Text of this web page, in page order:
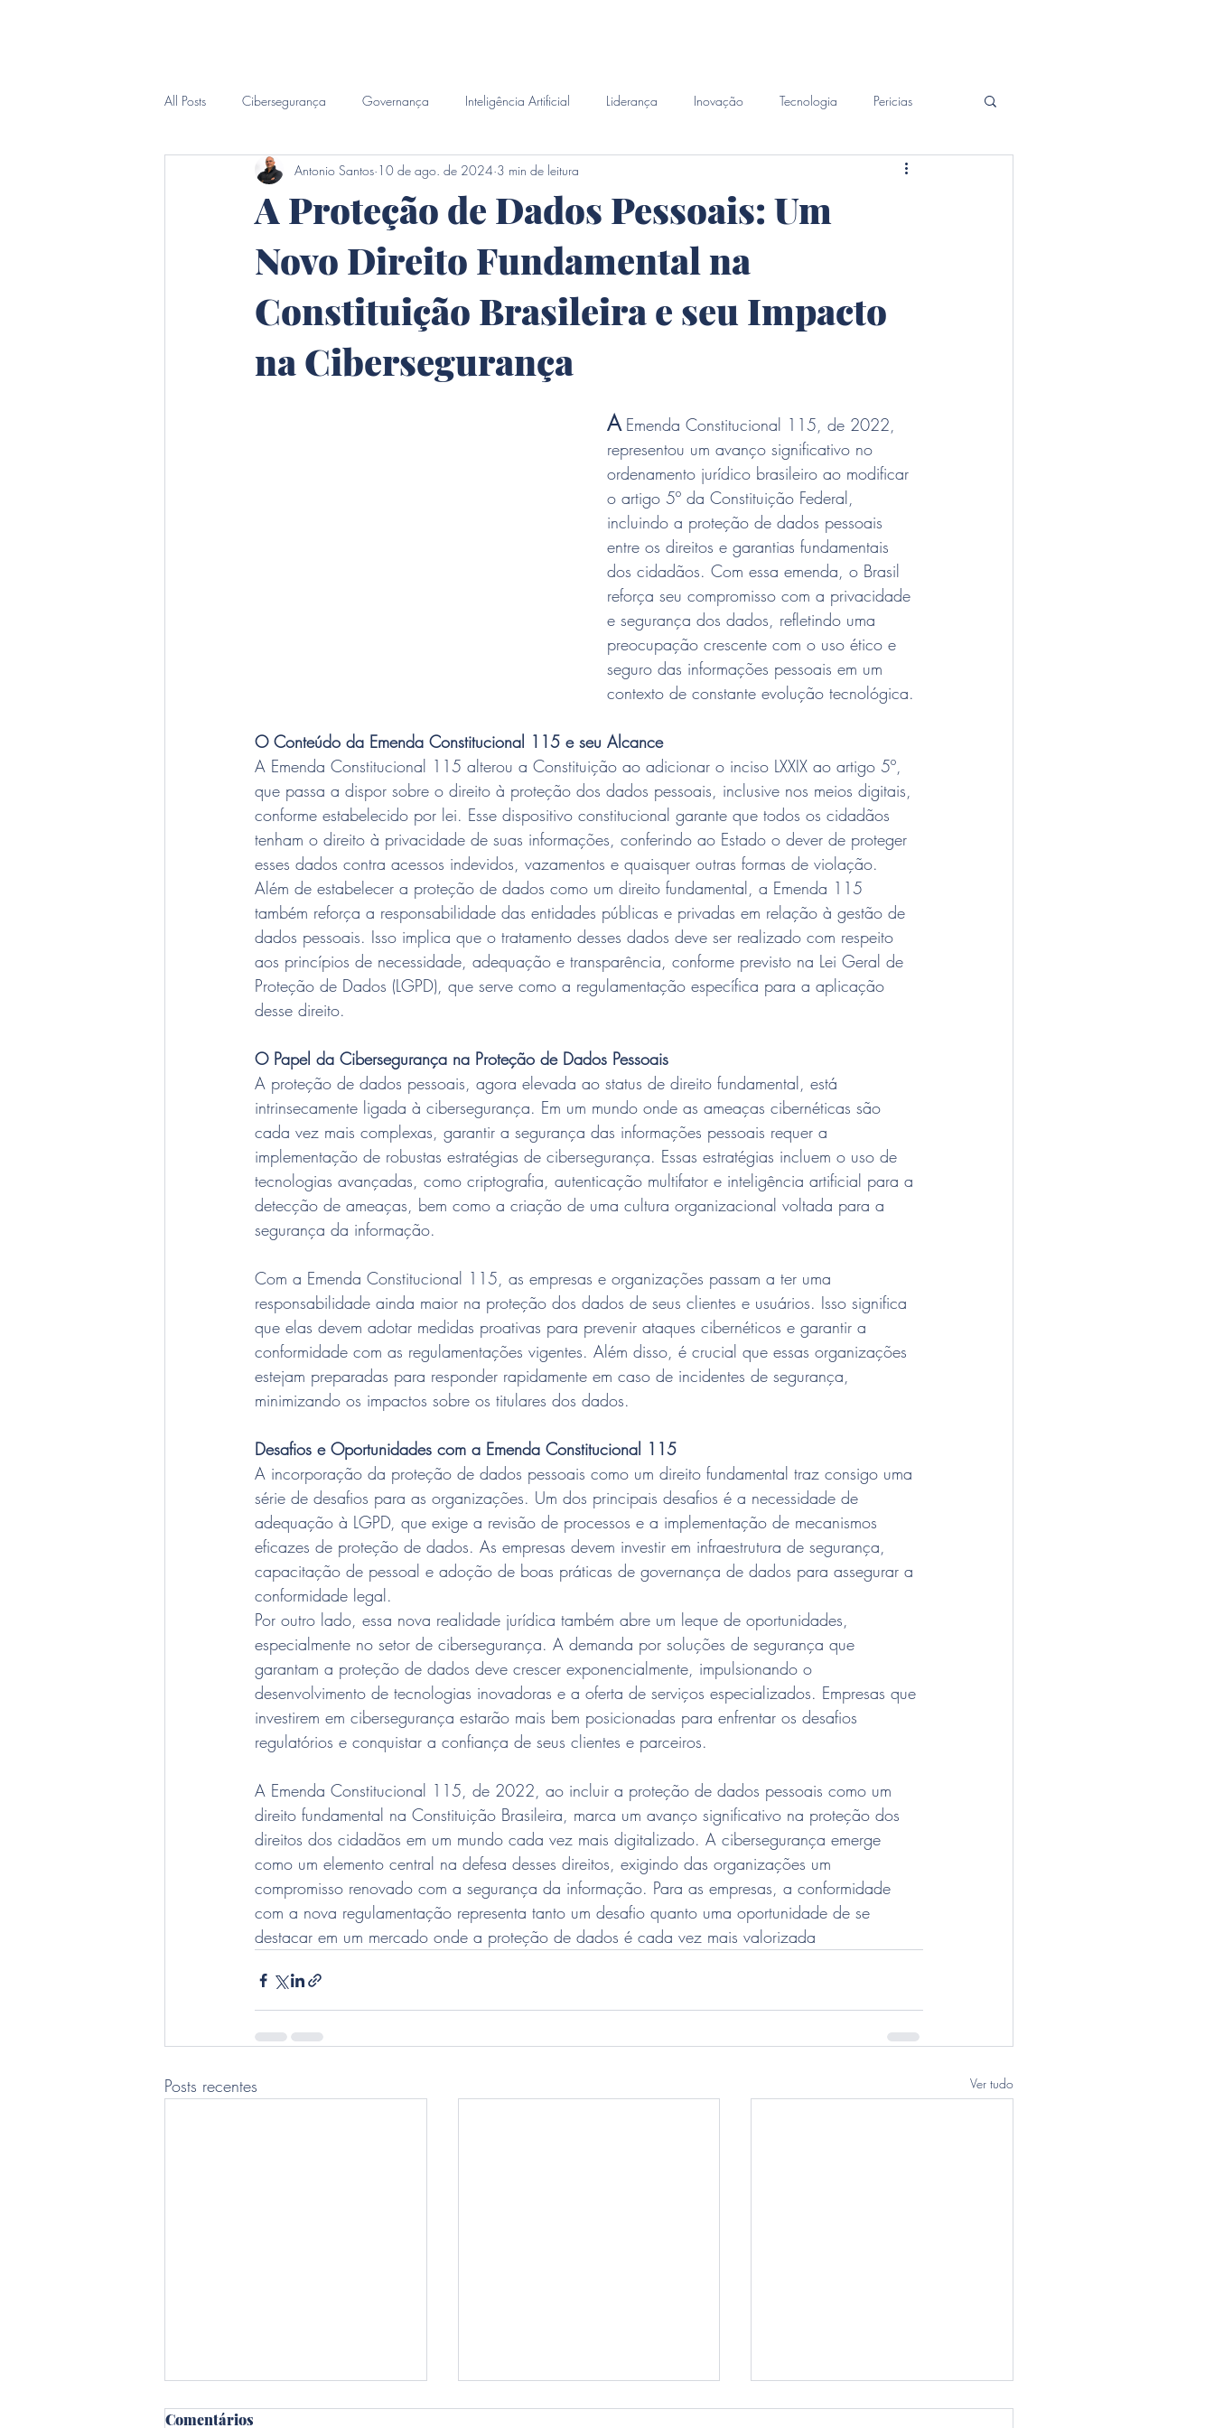
All Posts Cibersegurança Governança Inteligência Artificial Liderança Inovação Tecnologia Pericias
Inteligência Forense
A Proteção de Dados Pessoais: Um
Novo Direito Fundamental na
Constituição Brasileira e seu Impacto
na Cibersegurança
Antonio Santos 10 de ago. de 2024 3 min de leitura
A Emenda Constitucional 115, de 2022,
representou um avanço significativo no
ordenamento jurídico brasileiro ao modificar
o artigo 5º da Constituição Federal,
incluindo a proteção de dados pessoais
entre os direitos e garantias fundamentais
dos cidadãos. Com essa emenda, o Brasil
reforça seu compromisso com a privacidade
e segurança dos dados, refletindo uma
preocupação crescente com o uso ético e
seguro das informações pessoais em um
contexto de constante evolução tecnológica.
O Conteúdo da Emenda Constitucional 115 e seu Alcance
A Emenda Constitucional 115 alterou a Constituição ao adicionar o inciso LXXIX ao artigo 5º,
que passa a dispor sobre o direito à proteção dos dados pessoais, inclusive nos meios digitais,
conforme estabelecido por lei. Esse dispositivo constitucional garante que todos os cidadãos
tenham o direito à privacidade de suas informações, conferindo ao Estado o dever de proteger
esses dados contra acessos indevidos, vazamentos e quaisquer outras formas de violação.
Além de estabelecer a proteção de dados como um direito fundamental, a Emenda 115
também reforça a responsabilidade das entidades públicas e privadas em relação à gestão de
dados pessoais. Isso implica que o tratamento desses dados deve ser realizado com respeito
aos princípios de necessidade, adequação e transparência, conforme previsto na Lei Geral de
Proteção de Dados (LGPD), que serve como a regulamentação específica para a aplicação
desse direito.
O Papel da Cibersegurança na Proteção de Dados Pessoais
A proteção de dados pessoais, agora elevada ao status de direito fundamental, está
intrinsecamente ligada à cibersegurança. Em um mundo onde as ameaças cibernéticas são
cada vez mais complexas, garantir a segurança das informações pessoais requer a
implementação de robustas estratégias de cibersegurança. Essas estratégias incluem o uso de
tecnologias avançadas, como criptografia, autenticação multifator e inteligência artificial para a
detecção de ameaças, bem como a criação de uma cultura organizacional voltada para a
segurança da informação.
Com a Emenda Constitucional 115, as empresas e organizações passam a ter uma
responsabilidade ainda maior na proteção dos dados de seus clientes e usuários. Isso significa
que elas devem adotar medidas proativas para prevenir ataques cibernéticos e garantir a
conformidade com as regulamentações vigentes. Além disso, é crucial que essas organizações
estejam preparadas para responder rapidamente em caso de incidentes de segurança,
minimizando os impactos sobre os titulares dos dados.
Desafios e Oportunidades com a Emenda Constitucional 115
A incorporação da proteção de dados pessoais como um direito fundamental traz consigo uma
série de desafios para as organizações. Um dos principais desafios é a necessidade de
adequação à LGPD, que exige a revisão de processos e a implementação de mecanismos
eficazes de proteção de dados. As empresas devem investir em infraestrutura de segurança,
capacitação de pessoal e adoção de boas práticas de governança de dados para assegurar a
conformidade legal.
Por outro lado, essa nova realidade jurídica também abre um leque de oportunidades,
especialmente no setor de cibersegurança. A demanda por soluções de segurança que
garantam a proteção de dados deve crescer exponencialmente, impulsionando o
desenvolvimento de tecnologias inovadoras e a oferta de serviços especializados. Empresas que
investirem em cibersegurança estarão mais bem posicionadas para enfrentar os desafios
regulatórios e conquistar a confiança de seus clientes e parceiros.
A Emenda Constitucional 115, de 2022, ao incluir a proteção de dados pessoais como um
direito fundamental na Constituição Brasileira, marca um avanço significativo na proteção dos
direitos dos cidadãos em um mundo cada vez mais digitalizado. A cibersegurança emerge
como um elemento central na defesa desses direitos, exigindo das organizações um
compromisso renovado com a segurança da informação. Para as empresas, a conformidade
com a nova regulamentação representa tanto um desafio quanto uma oportunidade de se
destacar em um mercado onde a proteção de dados é cada vez mais valorizada
Posts recentes Ver tudo
Comentários